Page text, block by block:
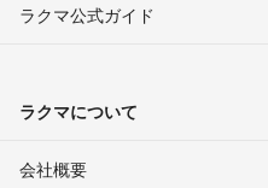
ラクマ公式ガイド
ラクマについて
会社概要